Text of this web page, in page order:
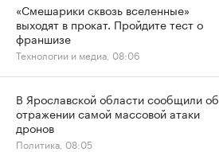
«Смешарики сквозь вселенные»
выходят в прокат. Пройдите тест о
франшизе
Технологии и медиа, 08:06
В Ярославской области сообщили об
отражении самой массовой атаки
дронов
Политика, 08:05